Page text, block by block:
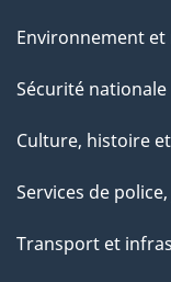
Environnement
Sécurité
Culture, histoire
Services de
Transport et